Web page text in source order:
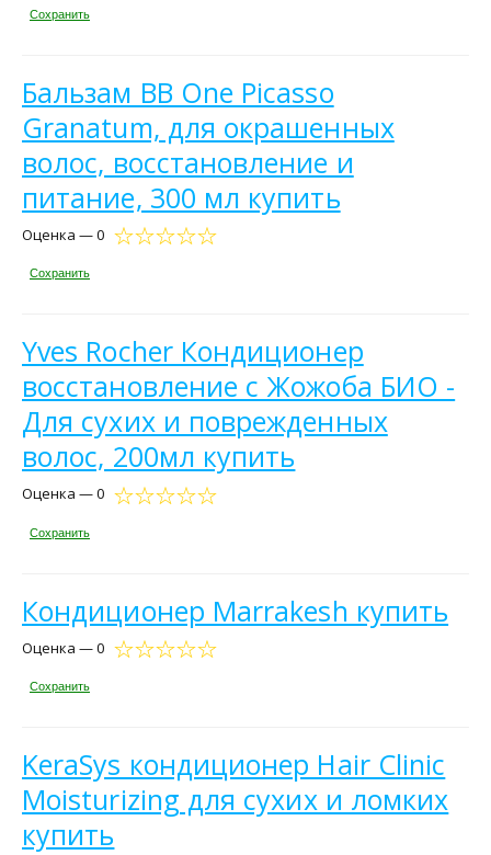
Сохранить
Бальзам BB One Picasso
Granatum, для окрашенных
волос, восстановление и
питание, 300 мл купить
Оценка — 0
Сохранить
Yves Rocher Кондиционер
восстановление c Жожоба БИО -
Для сухих и поврежденных
волос, 200мл купить
Оценка — 0
Сохранить
Кондиционер Marrakesh купить
Оценка — 0
Сохранить
KeraSys кондиционер Hair Clinic
Moisturizing для сухих и ломких
купить